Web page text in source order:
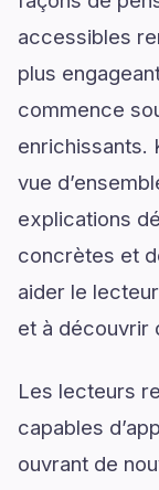
accessibles
plus
commence
enrichissants.
vue
explications
concrètes et
aider le
et à découvrir
Les lecteurs
capables
ouvrant de